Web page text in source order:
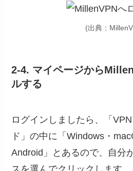
(出典：
2-4. マイページから
ルする
ログインしましたら、「
ド」の中に「Windows・
Android」とあるので、自分
スを選んでクリックします。